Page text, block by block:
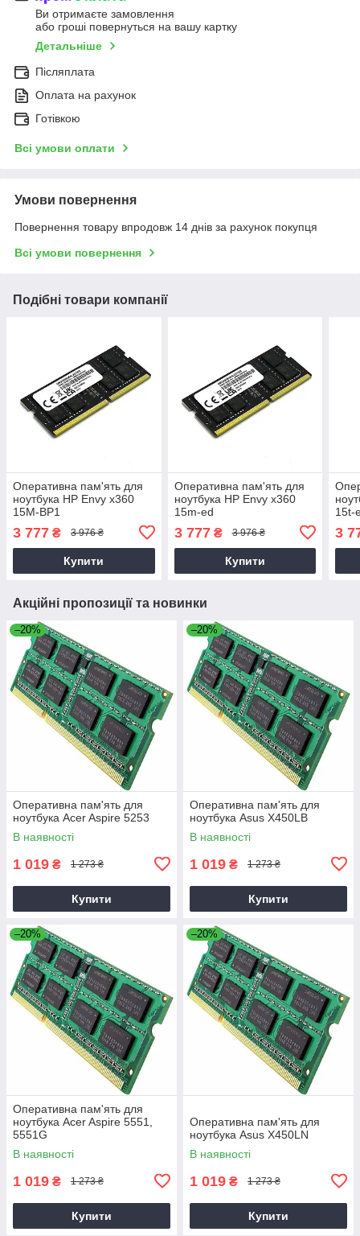
Ви отримаєте замовлення
або гроші повернуться на вашу картку
Детальніше
Післяплата
Оплата на рахунок
Готівкою
Всі умови оплати
Умови повернення
Повернення товару впродовж 14 днів за рахунок покупця
Всі умови повернення
Подібні товари компанії
Оперативна пам'ять для
ноутбука HP Envy x360
15M-BP1
3 777 ₴ 3 976 ₴
Купити
Оперативна пам'ять для
ноутбука HP Envy x360
15m-ed
3 777₴ 3 976 ₴
Купити
15t-
3
Акційні пропозиції та новинки
–20%
Оперативна пам'ять для
ноутбука Acer Aspire 5253
В наявності
1 019 ₴ 1 273 ₴
Купити
–20%
Оперативна пам'ять для
ноутбука Asus X450LB
В наявності
1 019 ₴ 1 273 ₴
Купити
–20%
Оперативна пам'ять для
ноутбука Acer Aspire 5551,
5551G
В наявності
1 019 ₴ 1 273 ₴
Купити
–20%
Оперативна пам'ять для
ноутбука Asus X450LN
В наявності
1 019 ₴ 1 273 ₴
Купити